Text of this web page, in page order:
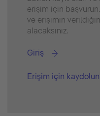
erişim için
ve erişimin
alacaksınız.
Giriş
Erişim için kaydolun